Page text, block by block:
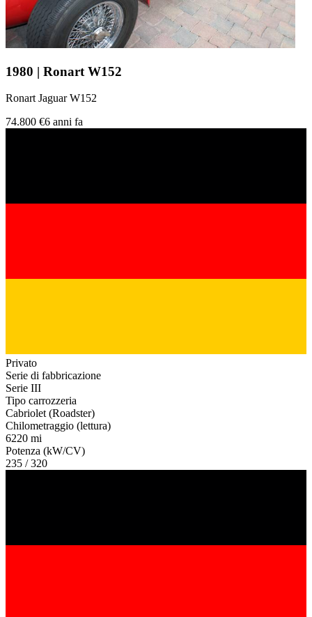
1980 | Ronart W152
Ronart Jaguar W152
74.800 €6 anni fa
Privato
Serie di fabbricazione
Serie III
Tipo carrozzeria
Cabriolet (Roadster)
Chilometraggio (lettura)
6220 mi
Potenza (kW/CV)
235 / 320